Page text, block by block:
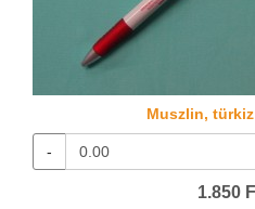
Muszlin,
-
1.850